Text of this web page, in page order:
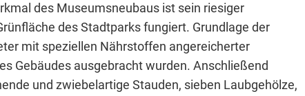
des Museumsneubaus ist sein riesiger
des Stadtparks fungiert. Grundlage der
mit speziellen Nährstoffen angereicherter
Gebäudes ausgebracht wurden. Anschließend
und zwiebelartige Stauden, sieben Laubgehölze,